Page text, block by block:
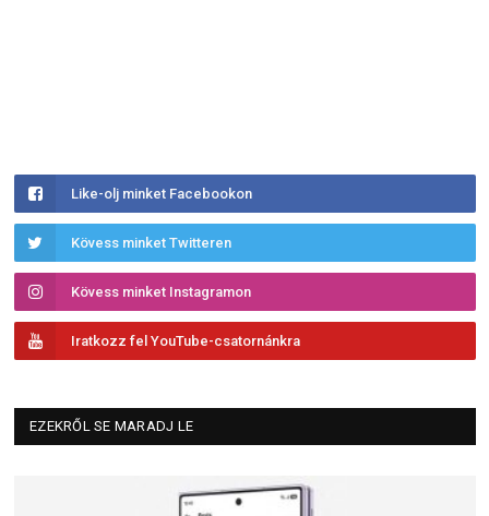
Like-olj minket Facebookon
Kövess minket Twitteren
Kövess minket Instagramon
Iratkozz fel YouTube-csatornánkra
EZEKRŐL SE MARADJ LE